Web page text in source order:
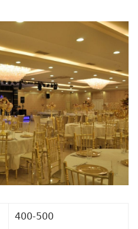
400-500